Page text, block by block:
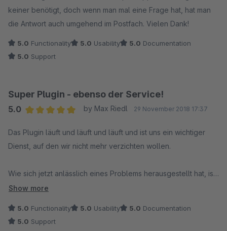
keiner benötigt, doch wenn man mal eine Frage hat, hat man
die Antwort auch umgehend im Postfach. Vielen Dank!
5.0 Functionality 5.0 Usability 5.0 Documentation
5.0 Support
Super Plugin - ebenso der Service!
5.0
by Max Riedl 29 November 2018 17:37
Das Plugin läuft und läuft und läuft und ist uns ein wichtiger
Dienst, auf den wir nicht mehr verzichten wollen.
Wie sich jetzt anlässlich eines Problems herausgestellt hat, ist
der Service top: schnell, kompetent und sehr hilfreich.
Kurz: Empfehlenswert!
Show more
5.0 Functionality 5.0 Usability 5.0 Documentation
5.0 Support